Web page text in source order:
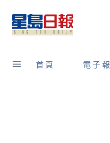
content
首頁 電子報